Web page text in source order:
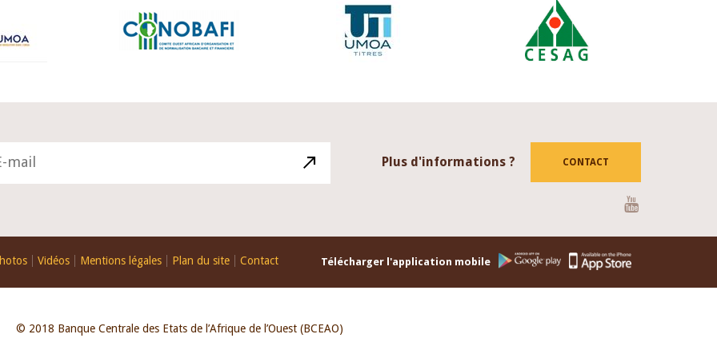
Plus d'informations ? CONTACT
Vidéos Mentions légales Plan du site Contact Télécharger l'application mobile
© 2018 Banque Centrale des Etats de l’Afrique de l’Ouest (BCEAO)